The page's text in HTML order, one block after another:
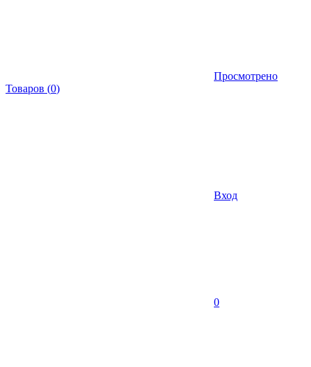
Просмотрено
Товаров (0)
Вход
0